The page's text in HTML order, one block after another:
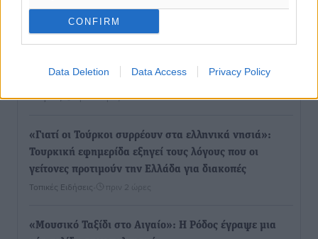
CONFIRM
Data Deletion Data Access Privacy Policy
βιοασφάλειας
Τοπικές Ειδήσεις• πριν 2 ώρες
στέγη έως 2.500 ευρώ
Ειδήσεις• πριν 2 ώρες
«Γιατί οι Τούρκοι συρρέουν στα ελληνικά νησιά»:
Τουρκική εφημερίδα εξηγεί τους λόγους που οι
γείτονες προτιμούν την Ελλάδα για διακοπές
Τοπικές Ειδήσεις πριν 2 ώρες
«Μουσικό Ταξίδι στο Αιγαίο»: Η Ρόδος έγραψε μια